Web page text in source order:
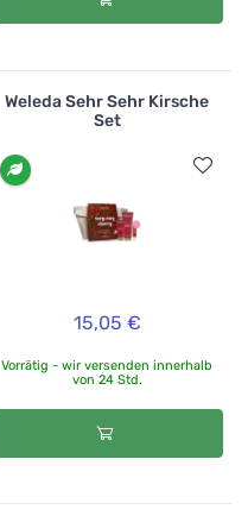
Weleda Sehr Sehr Kirsche
Set
15,05 €
Vorrätig - wir versenden innerhalb
von 24 Std.